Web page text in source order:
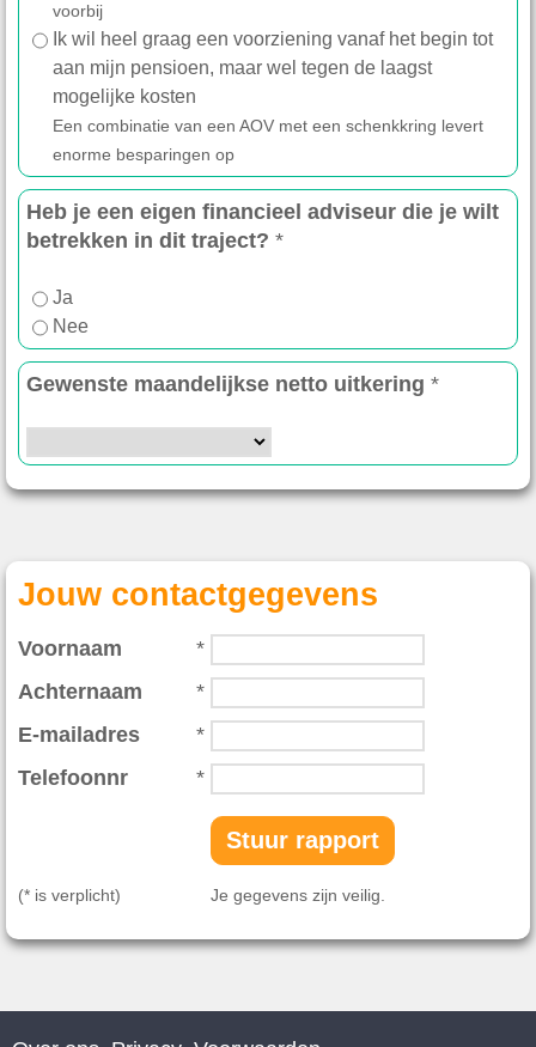
voorbij
Ik wil heel graag een voorziening vanaf het begin tot
aan mijn pensioen, maar wel tegen de laagst
mogelijke kosten
Een combinatie van een AOV met een schenkkring levert
enorme besparingen op
Heb je een eigen financieel adviseur die je wilt
betrekken in dit traject? *
Ja
Nee
Gewenste maandelijkse netto uitkering *
Jouw contactgegevens
Voornaam
*
Achternaam
*
E-mailadres
*
Telefoonnr
*
(* is verplicht) Je gegevens zijn veilig.